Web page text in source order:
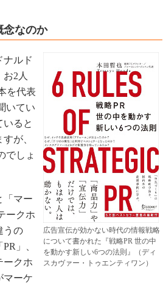
念なのか
広告宣伝が効かない時代の情報戦略
について書かれた『戦略PR 世の中
を動かす新しい6つの法則』（ディ
スカヴァー・トゥエンティワン）
ルド
2人
を代表
いてい
ると
が、
でしょ
「マー
ークホ
うの
」、
ークホ
マーケ